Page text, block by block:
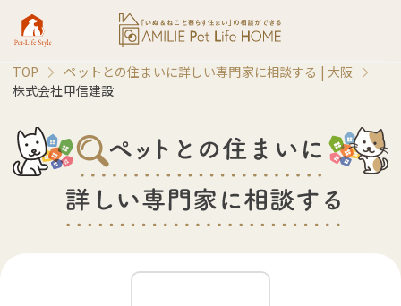
TOP ペットとの住まいに詳しい専門家に相談する | 大阪
株式会社甲信建設